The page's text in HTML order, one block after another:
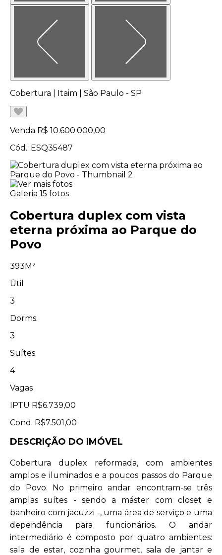
Cobertura | Itaim | São Paulo - SP
Venda R$ 10.600.000,00
Cód.: ESQ35487
Galeria 15 fotos
Cobertura duplex com vista
eterna próxima ao Parque do
Povo
393M²
Útil
3
Dorms.
3
Suítes
4
Vagas
IPTU R$6.739,00
Cond. R$7.501,00
DESCRIÇÃO DO IMÓVEL
Cobertura duplex reformada, com ambientes
amplos e iluminados e a poucos passos do Parque
do Povo. No primeiro andar encontram-se três
amplas suítes - sendo a máster com closet e
banheiro com jacuzzi -, uma área de serviço e uma
dependência para funcionários. O andar
intermediário é composto por quatro ambientes:
sala de estar, cozinha gourmet, sala de jantar e